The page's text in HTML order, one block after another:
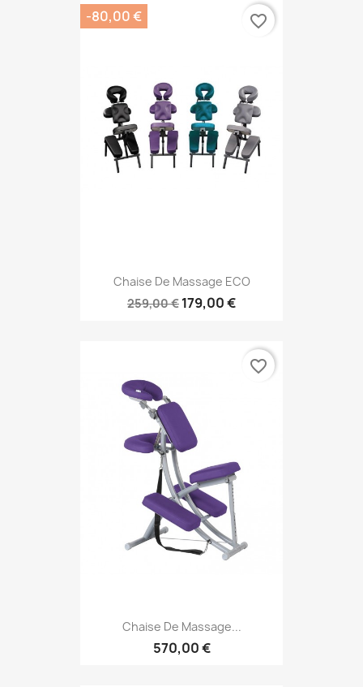
Chaise De Massage ECO
259,00 € 179,00 €
-80,00 € favorite_border
Chaise De Massage...
570,00 €
favorite_border